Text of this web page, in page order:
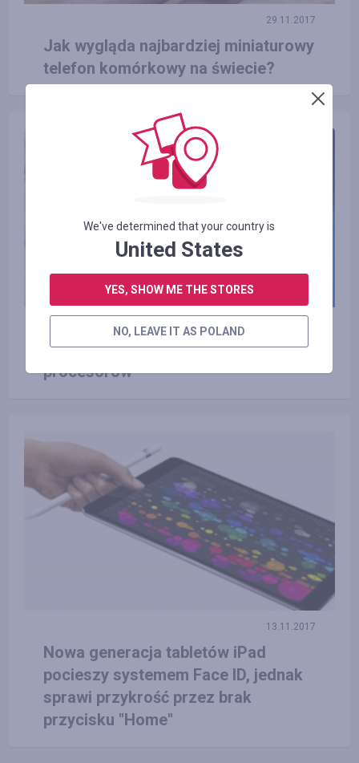
29.11.2017
Jak wygląda najbardziej miniaturowy
telefon komórkowy na świecie?
Intel odłożył produkcję nowych
procesorów
13.11.2017
Nowa generacja tabletów iPad
pocieszy systemem Face ID, jednak
sprawi przykrość przez brak
przycisku "Home"
We've determined that your country is
United States
YES, SHOW ME THE STORES
NO, LEAVE IT AS POLAND